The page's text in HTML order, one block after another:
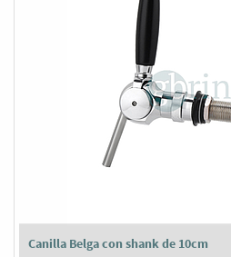
Canilla Belga con shank de 10cm